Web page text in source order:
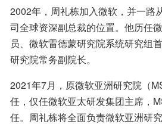
2002年，周礼栋加入微软，并一路
司全球资深副总裁的位置。他历任
员、微软雷德蒙研究院系统研究组
研究院常务副院长。
2021年7月，原微软亚洲研究院（
任，仅任微软亚太研发集团主席，
任。周礼栋将全面负责微软亚洲研